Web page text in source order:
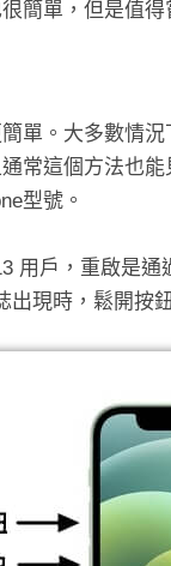
簡單，但是值得
單。大多數情
常這個方法也
型號。
用戶，重啟是
出現時，鬆開按